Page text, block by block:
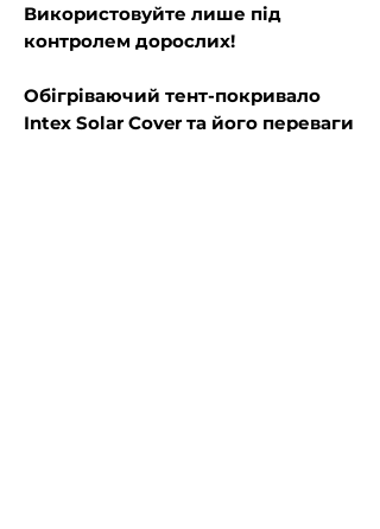
Використовуйте лише під
контролем дорослих!
Обігріваючий тент-покривало
Intex Solar Cover та його переваги